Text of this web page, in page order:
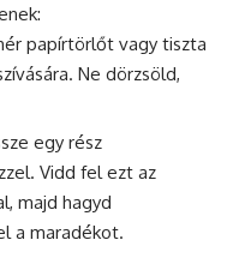
papírtörlőt vagy tiszta
Ne dörzsöld,
egy rész
Vidd fel ezt az
majd hagyd
a maradékot.